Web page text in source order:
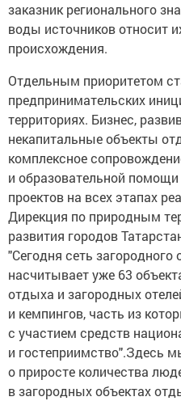
заказник регионального
воды источников относит
происхождения.
Отдельным приоритетом
предпринимательских
территориях. Бизнес,
некапитальные объекты
комплексное
и образовательной
проектов на всех этапах
Дирекция по природным
развития городов
"Сегодня сеть загородного
насчитывает уже 63
отдыха и загородных
и кемпингов, часть из
с участием средств
и гостеприимство".Здесь
о приросте количества
в загородных объектах